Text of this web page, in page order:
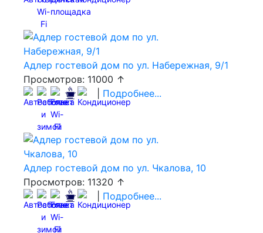
Адлер гостевой дом по ул. Набережная, 9/1
Просмотров: 11000 ↑
Подробнее...
Адлер гостевой дом по ул. Чкалова, 10
Просмотров: 11320 ↑
Подробнее...